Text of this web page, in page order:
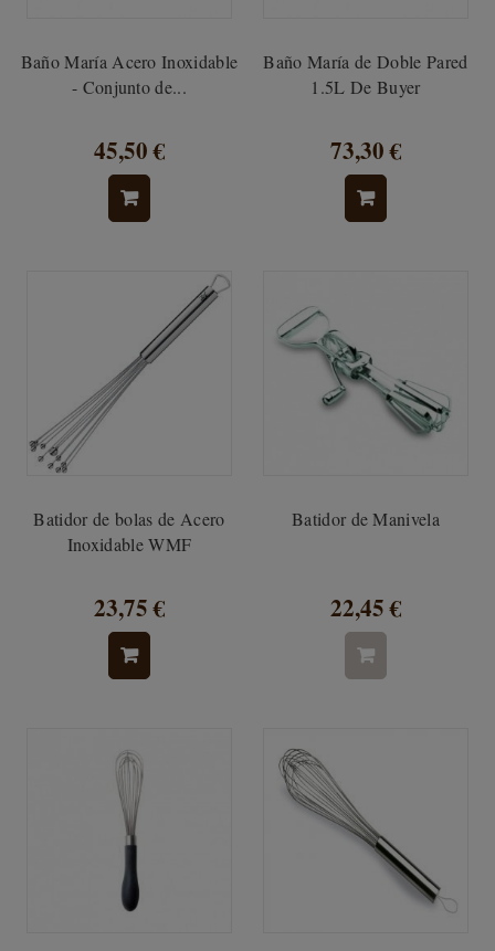
Baño María Acero Inoxidable
- Conjunto de...
45,50 €
Baño María de Doble Pared
1.5L De Buyer
73,30 €
Batidor de bolas de Acero
Inoxidable WMF
23,75 €
Batidor de Manivela
22,45 €